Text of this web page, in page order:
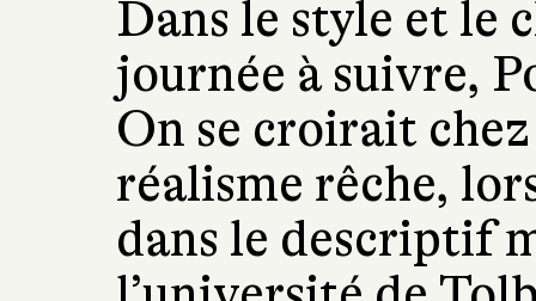
Dans le style et le
journée à suivre,
On se croirait
réalisme rêche,
dans le descriptif